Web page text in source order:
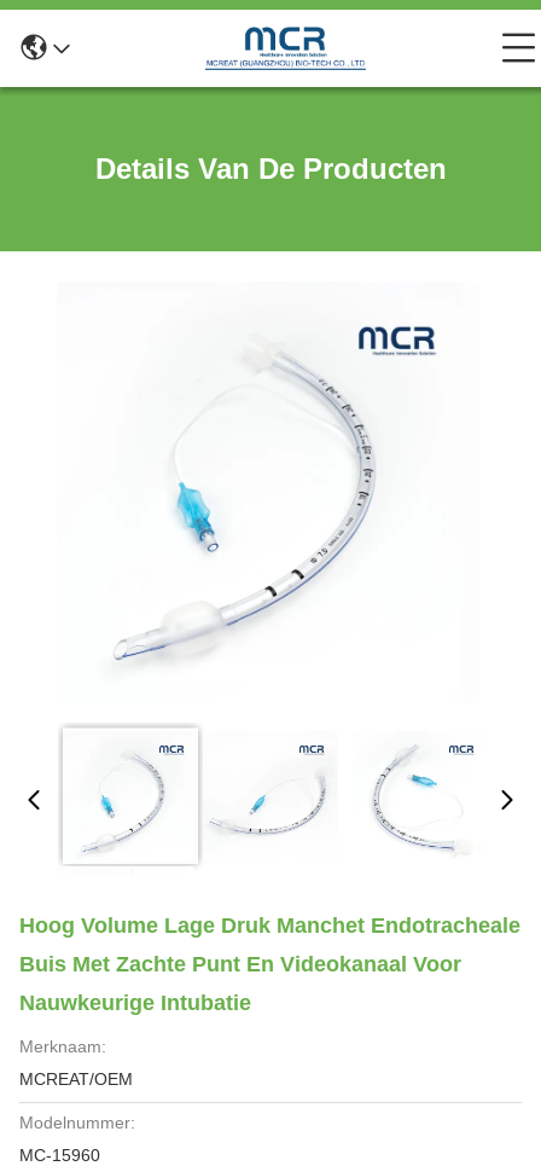
Details Van De Producten
Hoog Volume Lage Druk Manchet Endotracheale
Buis Met Zachte Punt En Videokanaal Voor
Nauwkeurige Intubatie
Merknaam:
MCREAT/OEM
Modelnummer:
MC-15960